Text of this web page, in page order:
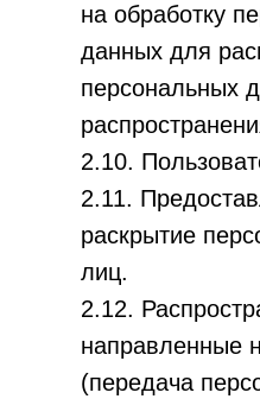
на обработку
данных для
персональных
2.10.
2.11.
раскрытие
лиц.
2.12.
направленные
(передача